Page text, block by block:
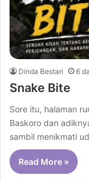
Dinda Bestari 6
Snake Bite
Sore itu, halaman
Baskoro dan
sambil menikmati
Read More »